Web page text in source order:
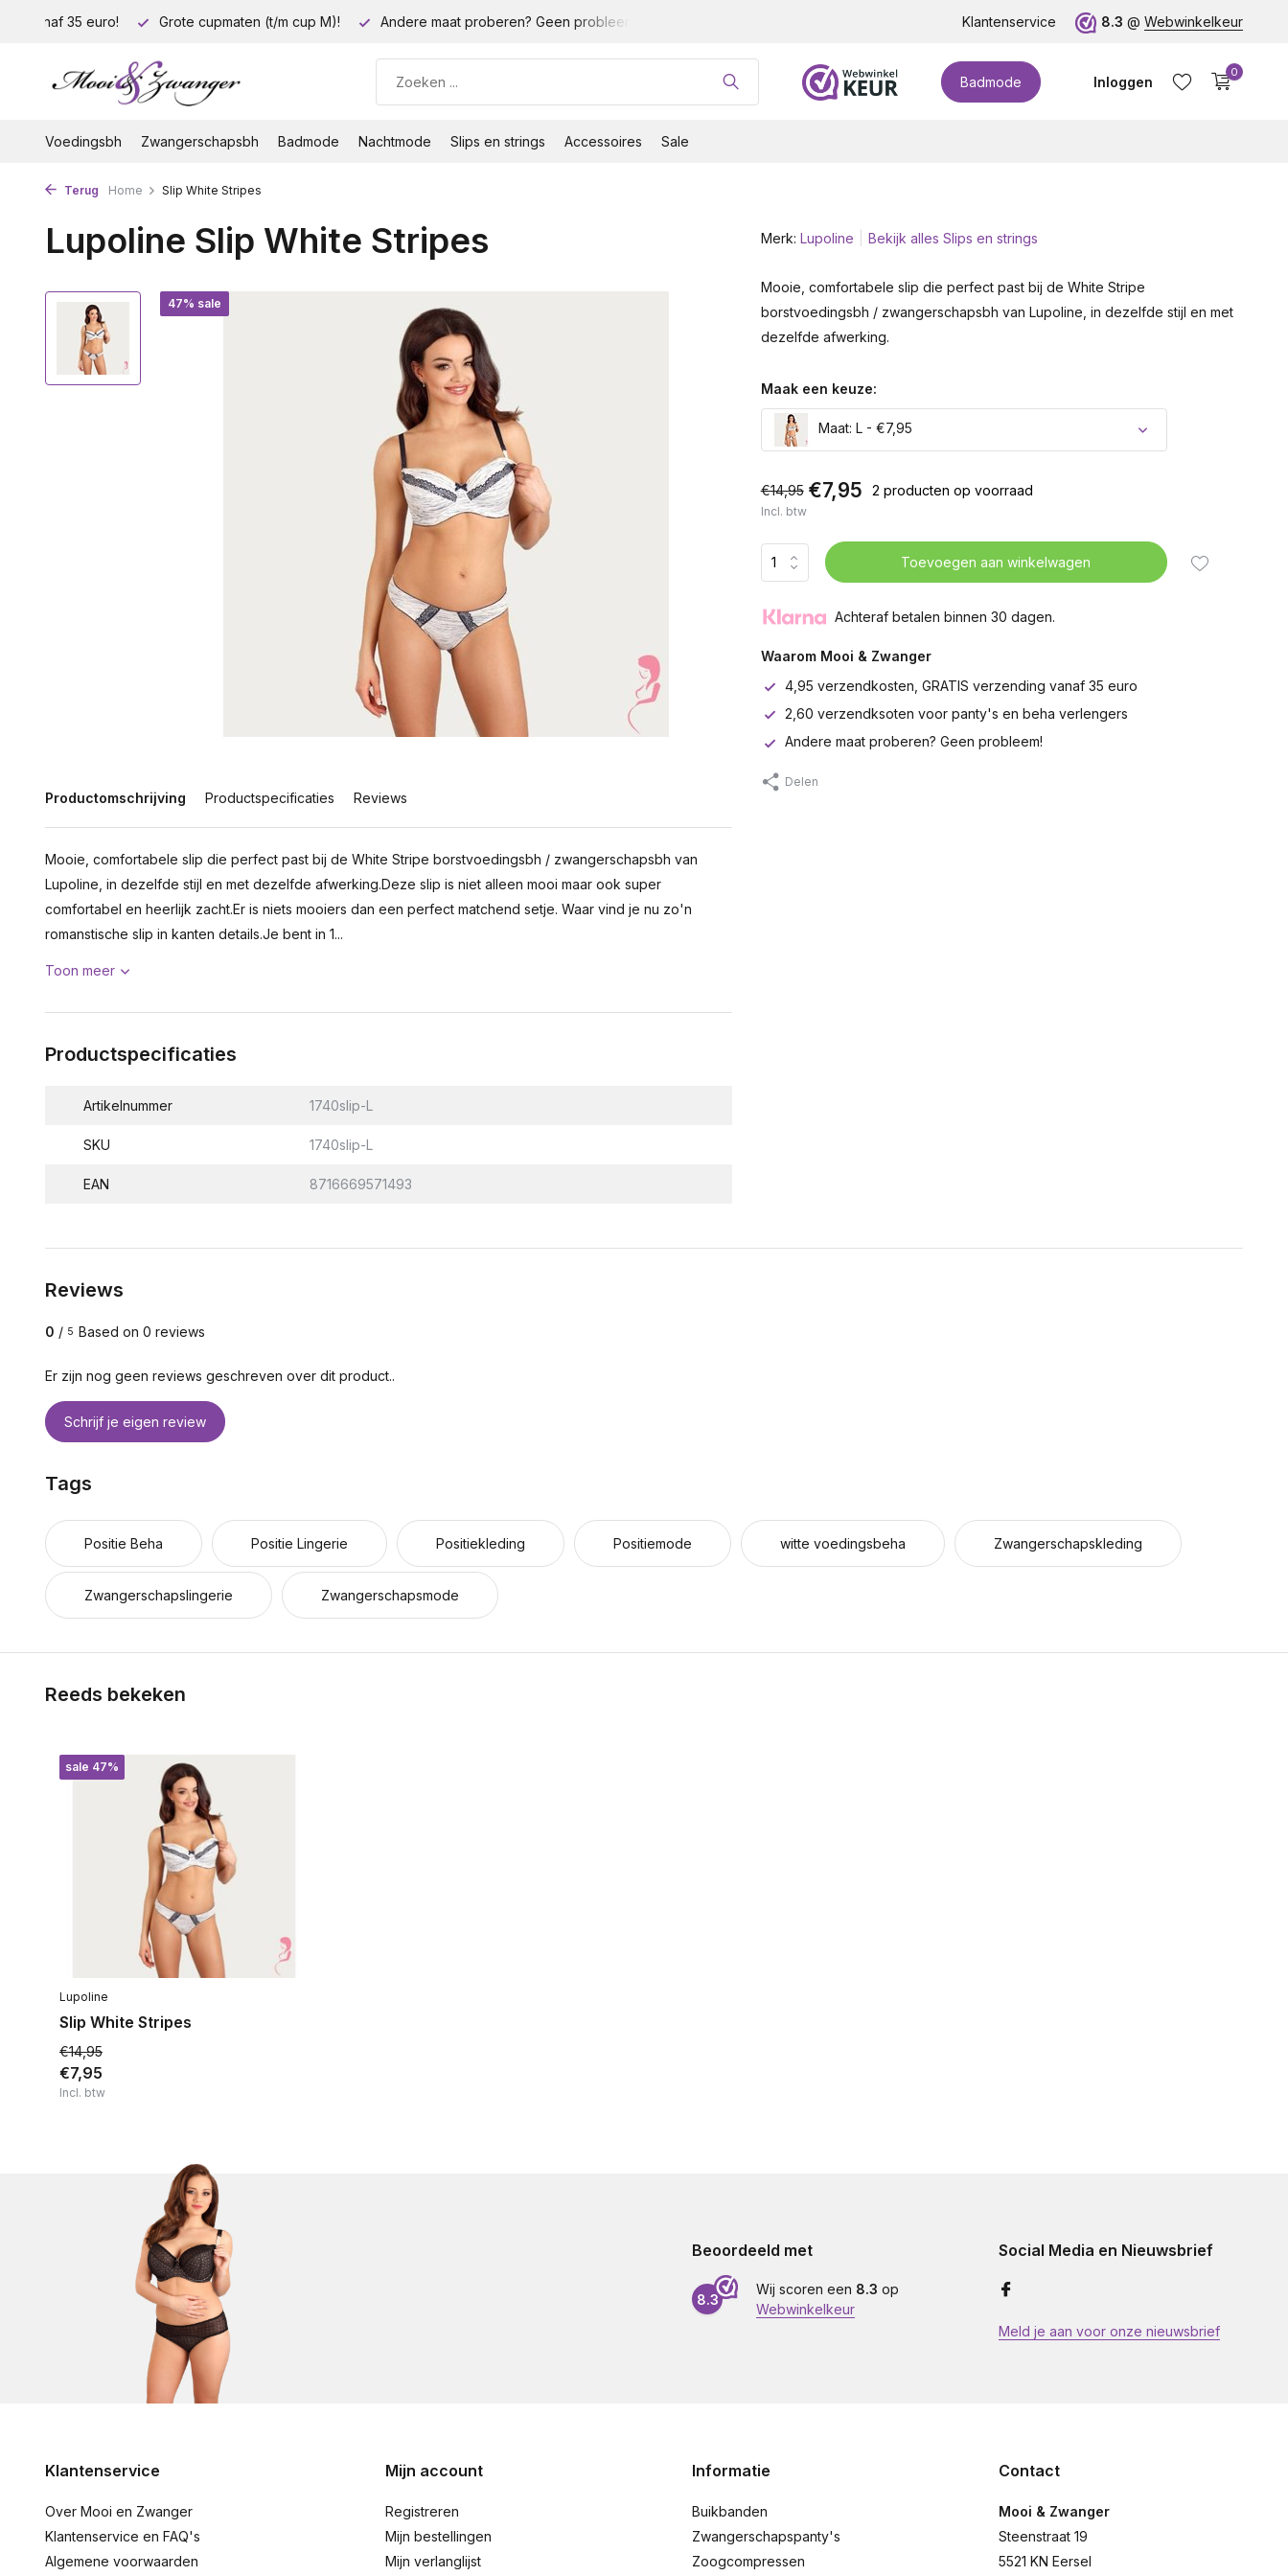
vanaf 35 euro! Grote cupmaten (t/m cup M)! Andere maat proberen? Geen probleem! Klantenservice 8.3 @ Webwinkelkeur
Badmode Inloggen
0
Voedingsbh Zwangerschapsbh Badmode Nachtmode Slips en strings Accessoires Sale
Terug Home Slip White Stripes
Lupoline Slip White Stripes
47% sale
Productomschrijving Productspecificaties Reviews
Mooie, comfortabele slip die perfect past bij de White Stripe borstvoedingsbh / zwangerschapsbh van
Lupoline, in dezelfde stijl en met dezelfde afwerking.Deze slip is niet alleen mooi maar ook super
comfortabel en heerlijk zacht.Er is niets mooiers dan een perfect matchend setje. Waar vind je nu zo'n
romanstische slip in kanten details.Je bent in 1...
Toon meer
Productspecificaties
Artikelnummer 1740slip-L
SKU 1740slip-L
EAN 8716669571493
Merk: Lupoline Bekijk alles Slips en strings
Mooie, comfortabele slip die perfect past bij de White Stripe
borstvoedingsbh / zwangerschapsbh van Lupoline, in dezelfde stijl en met
dezelfde afwerking.
Maak een keuze:
Maat: L - €7,95
€14,95 €7,95 2 producten op voorraad
Incl. btw
Toevoegen aan winkelwagen
Achteraf betalen binnen 30 dagen.
Waarom Mooi & Zwanger
4,95 verzendkosten, GRATIS verzending vanaf 35 euro
2,60 verzendksoten voor panty's en beha verlengers
Andere maat proberen? Geen probleem!
Delen
Reviews
0 / 5 Based on 0 reviews
Er zijn nog geen reviews geschreven over dit product..
Schrijf je eigen review
Tags
Positie Beha Positie Lingerie Positiekleding Positiemode witte voedingsbeha Zwangerschapskleding
Zwangerschapslingerie Zwangerschapsmode
Reeds bekeken
sale 47%
Lupoline
Slip White Stripes
€14,95
€7,95
Incl. btw
Beoordeeld met
8.3
Wij scoren een 8.3 op
Webwinkelkeur
Social Media en Nieuwsbrief
Meld je aan voor onze nieuwsbrief
Klantenservice
Over Mooi en Zwanger
Klantenservice en FAQ's
Algemene voorwaarden
Mijn account
Registreren
Mijn bestellingen
Mijn verlanglijst
Informatie
Buikbanden
Zwangerschapspanty's
Zoogcompressen
Contact
Mooi & Zwanger
Steenstraat 19
5521 KN Eersel